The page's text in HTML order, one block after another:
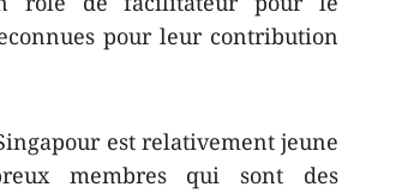
pour leur contribution
est relativement jeune
membres qui sont des